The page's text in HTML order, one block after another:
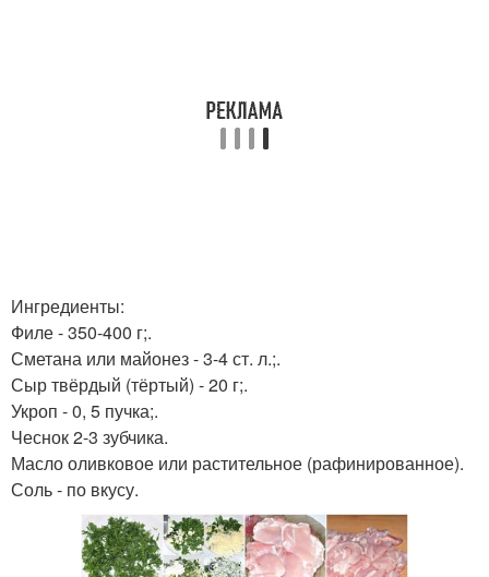
Ингредиенты:
Филе - 350-400 г;.
Сметана или майонез - 3-4 ст. л.;.
Сыр твёрдый (тёртый) - 20 г;.
Укроп - 0, 5 пучка;.
Чеснок 2-3 зубчика.
Масло оливковое или растительное (рафинированное).
Соль - по вкусу.